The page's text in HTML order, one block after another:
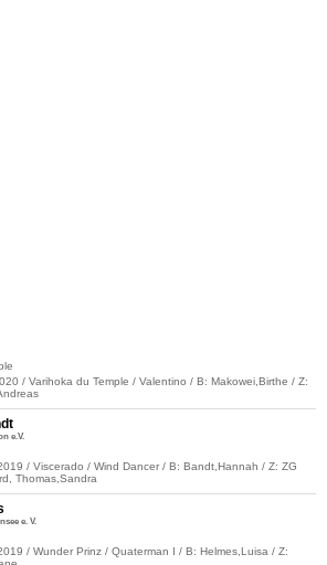
/ Varihoka du Temple / Valentino / B: Makowei,Birthe / Z:
e.V.
/ Viscerado / Wind Dancer / B: Bandt,Hannah / Z: ZG
Thomas,Sandra
e. V.
/ Wunder Prinz / Quaterman I / B: Helmes,Luisa / Z: